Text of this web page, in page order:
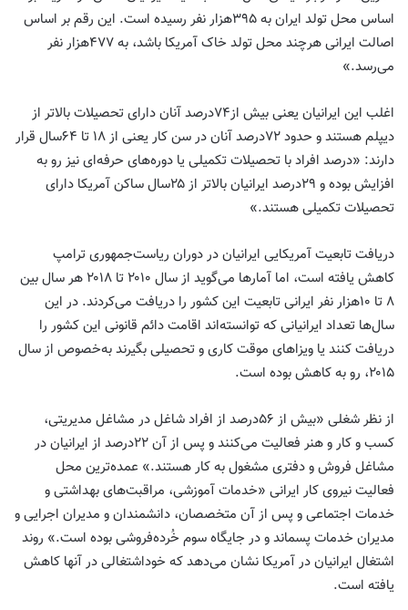
اساس محل تولد ایران به ۳۹۵‌هزار نفر رسیده است. این رقم بر اساس
اصالت ایرانی هرچند محل تولد خاک آمریکا باشد، به ۴۷۷‌هزار نفر
می‌رسد.»
اغلب این ایرانیان یعنی بیش از۷۴‌درصد آنان دارای تحصیلات بالاتر از
دیپلم هستند و حدود ۷۲‌درصد آنان در سن کار یعنی از ۱۸ تا ۶۴‌سال قرار
دارند: «درصد افراد با تحصیلات تکمیلی یا دوره‌های حرفه‌ای نیز رو به
افزایش بوده و ۲۹‌درصد ایرانیان بالاتر از ۲۵‌سال ساکن آمریکا دارای
تحصیلات تکمیلی هستند.»
دریافت تابعیت آمریکایی ایرانیان در دوران ریاست‌جمهوری ترامپ
کاهش یافته است، اما آمارها می‌گوید از ‌سال ۲۰۱۰ تا ۲۰۱۸ هر ‌سال بین
۸ تا ۱۰‌هزار نفر ایرانی تابعیت این کشور را دریافت می‌کردند. در این
سال‌ها تعداد ایرانیانی که توانسته‌اند اقامت دائم قانونی این کشور را
دریافت کنند یا ویزاهای موقت کاری و تحصیلی بگیرند به‌خصوص از‌ سال
۲۰۱۵، رو به کاهش بوده است.
از نظر شغلی «بیش از ۵۶‌درصد از افراد شاغل در مشاغل مدیریتی،
کسب و کار و هنر فعالیت می‌کنند و پس از آن ۲۲‌درصد از ایرانیان در
مشاغل فروش و دفتری مشغول به کار هستند.» عمده‌ترین محل
فعالیت نیروی کار ایرانی «خدمات آموزشی، مراقبت‌های بهداشتی و
خدمات اجتماعی و پس از آن متخصصان،‌ دانشمندان و مدیران اجرایی و
مدیران خدمات پسماند و در جایگاه سوم خُرده‌فروشی بوده است.» روند
اشتغال ایرانیان در آمریکا نشان می‌دهد که خوداشتغالی در آنها کاهش
یافته است.